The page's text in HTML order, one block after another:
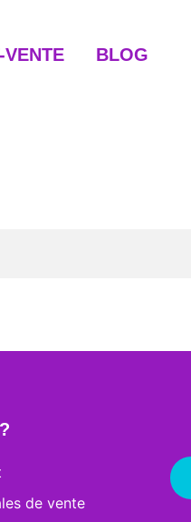
VENTE BLOG
de vente